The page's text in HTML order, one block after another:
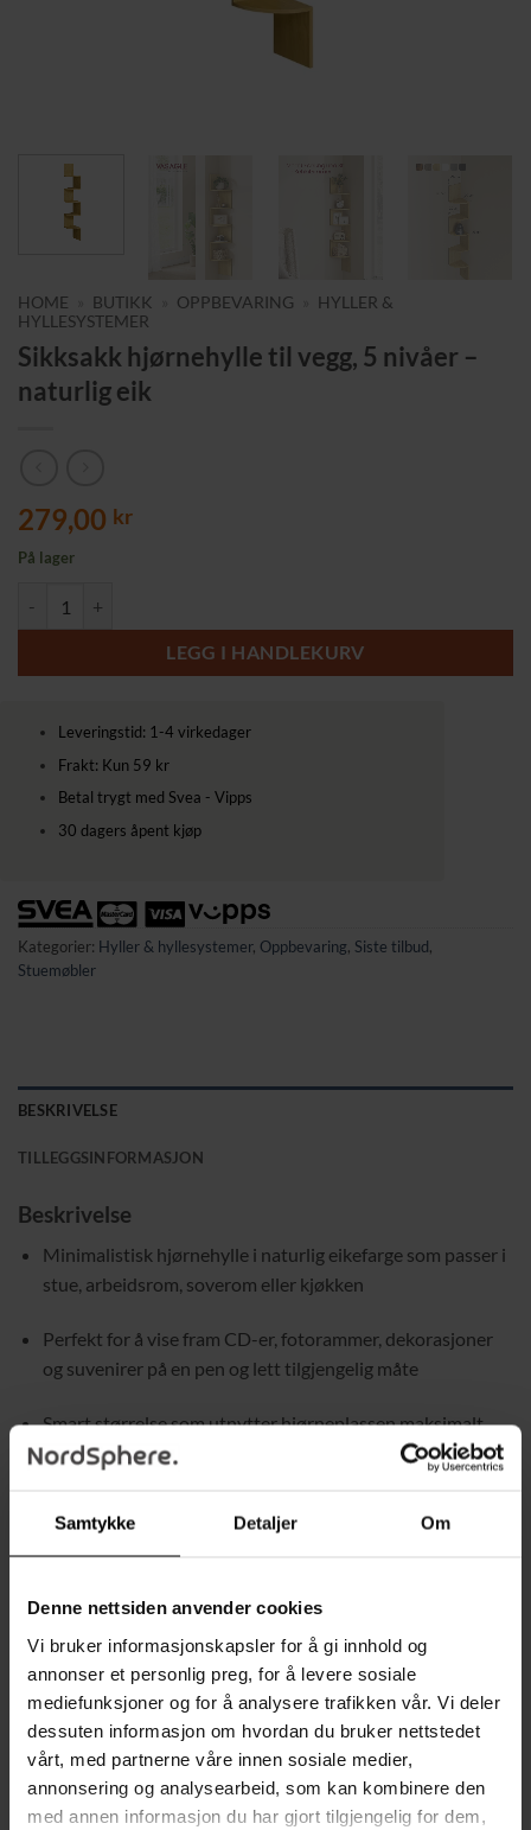
Samtykke Detaljer Om
Denne nettsiden anvender cookies
Vi bruker informasjonskapsler for å gi innhold og
annonser et personlig preg, for å levere sosiale
mediefunksjoner og for å analysere trafikken vår. Vi deler
dessuten informasjon om hvordan du bruker nettstedet
vårt, med partnerne våre innen sosiale medier,
annonsering og analysearbeid, som kan kombinere den
med annen informasjon du har gjort tilgjengelig for dem,
HOME BUTIKK OPPBEVARING
HYLLER &
HYLLESYSTEMER
Sikksakk hjørnehylle til vegg, 5 nivåer –
naturlig eik
279,00 kr
På lager
LEGG I HANDLEKURV
Leveringstid: 1-4 virkedager
Frakt: Kun 59 kr
Betal trygt med Svea - Vipps
30 dagers åpent kjøp
Kategorier: Hyller & hyllesystemer, Oppbevaring, Siste tilbud,
Stuemøbler
BESKRIVELSE
TILLEGGSINFORMASJON
Beskrivelse
Minimalistisk hjørnehylle i naturlig eikefarge som passer i
stue, arbeidsrom, soverom eller kjøkken
Perfekt for å vise fram CD-er, fotorammer, dekorasjoner
og suvenirer på en pen og lett tilgjengelig måte
Smart størrelse som utnytter hjørneplassen maksimalt,
spesielt i mindre rom
andre gjenstander
oppbevaring
Stabil og robust konstruksjon i sponplate med
metallkoblinger for sikker montering
Hver hylle tåler opptil 6 kg, og total maks belastning er 30
kg